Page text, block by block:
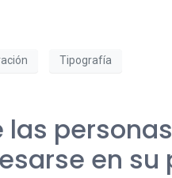
Tipografía
las
en su